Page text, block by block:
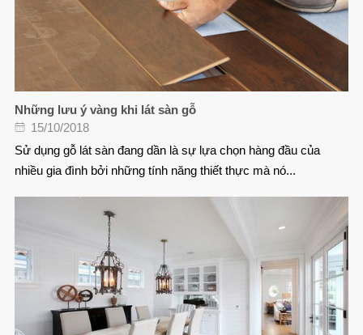
Những lưu ý vàng khi lát sàn gỗ
15/10/2018
Sử dụng gỗ lát sàn đang dần là sự lựa chọn hàng đầu của
nhiều gia đình bởi những tính năng thiết thực mà nó...